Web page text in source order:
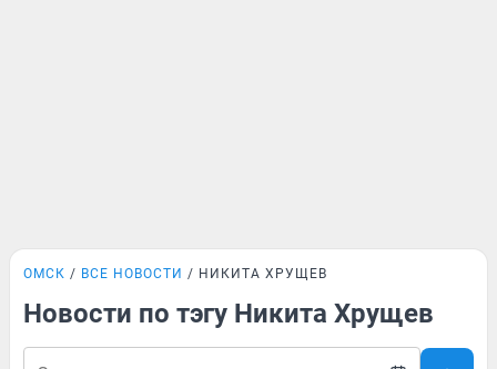
ОМСК ВСЕ НОВОСТИ НИКИТА ХРУЩЕВ
Новости по тэгу Никита Хрущев